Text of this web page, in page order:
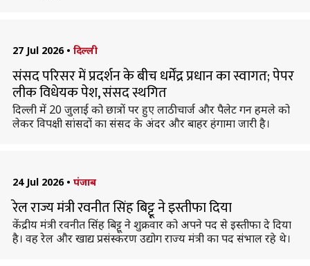
27 Jul 2026 • दिल्ली
संसद परिसर में प्रदर्शन के बीच धर्मेंद्र प्रधान का स्वागत; पेपर
लीक विधेयक पेश, संसद स्थगित
दिल्ली में 20 जुलाई को छात्रों पर हुए लाठीचार्ज और पैलेट गन हमले को
लेकर विपक्षी सांसदों का संसद के अंदर और बाहर हंगामा जारी है।
24 Jul 2026 • पंजाब
रेल राज्य मंत्री रवनीत सिंह बिट्टू ने इस्तीफा दिया
केंद्रीय मंत्री रवनीत सिंह बिट्टू ने शुक्रवार को अपने पद से इस्तीफा दे दिया
है। वह रेल और खाद्य प्रसंस्करण उद्योग राज्य मंत्री का पद संभाल रहे थे।